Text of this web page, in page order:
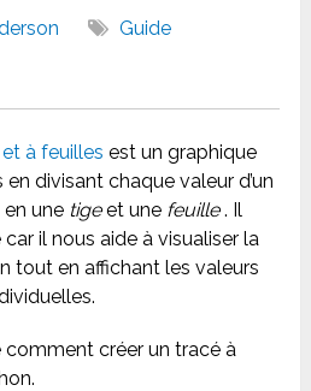
Guide
à feuilles est un graphique
divisant chaque valeur d’un
une tigeet une feuille. Il
car il nous aide à visualiser la
tout en affichant les valeurs
créer un tracé à